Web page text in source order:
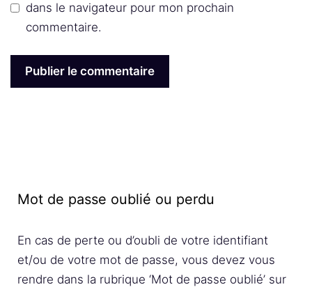
dans le navigateur pour mon prochain
commentaire.
Mot de passe oublié ou perdu
En cas de perte ou d’oubli de votre identifiant
et/ou de votre mot de passe, vous devez vous
rendre dans la rubrique ‘Mot de passe oublié’ sur